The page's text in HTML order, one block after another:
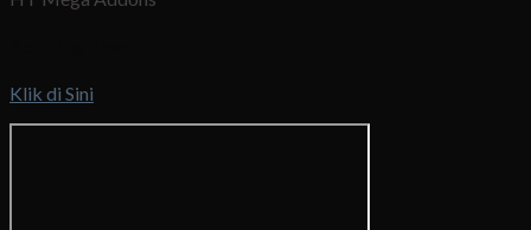
Klik di Sini